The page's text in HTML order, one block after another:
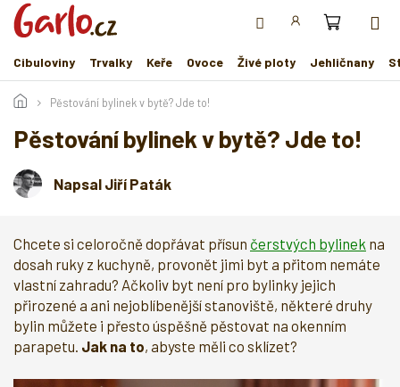
Přejít
obsah
Cibuloviny
Trvalky Keře Ovoce Živé ploty Jehličnany
Pěstování bylinek v bytě? Jde to!
Pěstování bylinek v bytě? Jde to!
Napsal Jiří Paták
Chcete si celoročně dopřávat přísun čerstvých bylinek na
dosah ruky z kuchyně, provonět jimi byt a přitom nemáte
vlastní zahradu? Ačkoliv byt není pro bylinky jejich
přirozené a ani nejoblíbenější stanoviště, některé druhy
bylin můžete i přesto úspěšně pěstovat na okenním
parapetu. Jak na to, abyste měli co sklízet?